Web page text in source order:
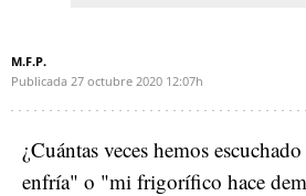
M.F.P.
Publicada 27 octubre 2020 12:07h
¿Cuántas veces hemos
enfría" o "mi frigorífico hace